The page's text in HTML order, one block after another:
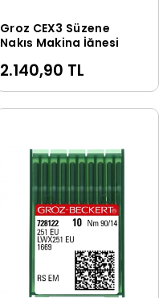
Sepete Ekle
Groz CEX3 Süzene
Nakış Makina İğnesi
2.140,90 TL